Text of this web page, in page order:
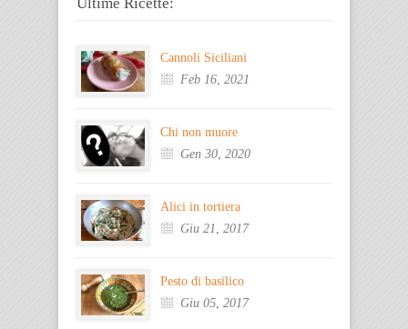
Cannoli Siciliani
Feb 16, 2021
Chi non muore
Gen 30, 2020
Alici in tortiera
Giu 21, 2017
Pesto di basilico
Giu 05, 2017